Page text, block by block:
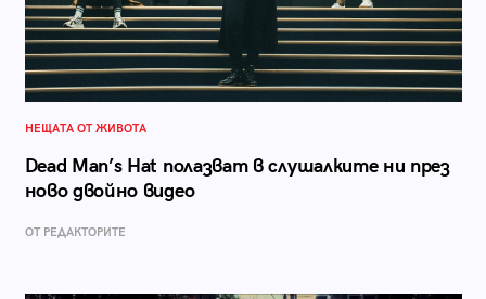
НЕЩАТА ОТ ЖИВОТА
Dead Man’s Hat полазват в слушалките ни през
ново двойно видео
ОТ РЕДАКТОРИТЕ